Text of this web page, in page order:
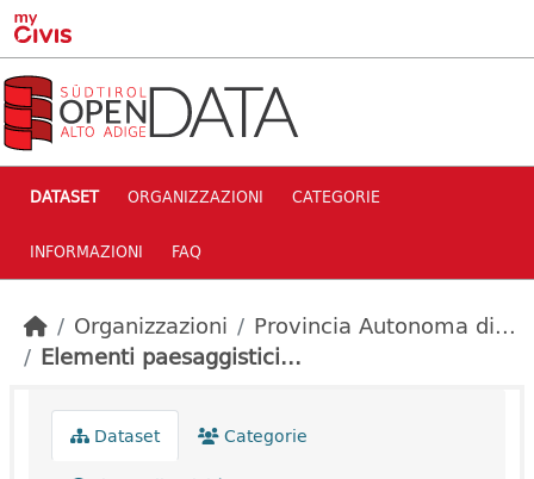
Skip to main content
DATASET ORGANIZZAZIONI CATEGORIE
INFORMAZIONI FAQ
Organizzazioni
Provincia Autonoma di...
Elementi paesaggistici...
Dataset
Categorie